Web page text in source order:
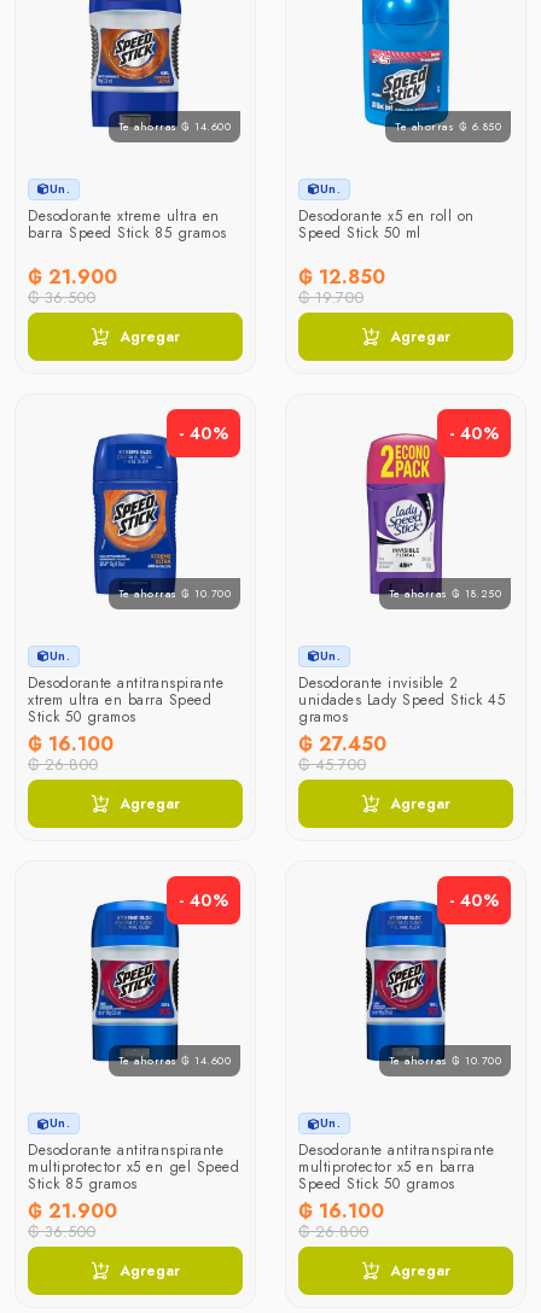
Te ahorras ₲ 14.600
Un.
Desodorante xtreme ultra en
barra Speed Stick 85 gramos
₲ 21.900
₲ 36.500
Agregar
Te ahorras ₲ 6.850
Un.
Desodorante x5 en roll on
Speed Stick 50 ml
₲ 12.850
₲ 19.700
Agregar
Te ahorras ₲ 10.700
- 40%
Un.
Desodorante antitranspirante
xtrem ultra en barra Speed
Stick 50 gramos
₲ 16.100
₲ 26.800
Agregar
Te ahorras ₲ 18.250
- 40%
Un.
Desodorante invisible 2
unidades Lady Speed Stick 45
gramos
₲ 27.450
₲ 45.700
Agregar
Te ahorras ₲ 14.600
- 40%
Un.
Desodorante antitranspirante
multiprotector x5 en gel Speed
Stick 85 gramos
₲ 21.900
₲ 36.500
Agregar
Te ahorras ₲ 10.700
- 40%
Un.
Desodorante antitranspirante
multiprotector x5 en barra
Speed Stick 50 gramos
₲ 16.100
₲ 26.800
Agregar